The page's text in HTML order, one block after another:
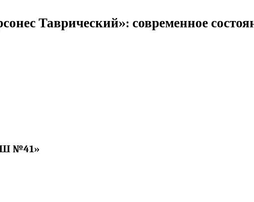
Таврический»: современное
№41»